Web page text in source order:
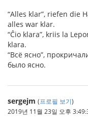
“Alles klar”, riefen die
alles war klar.
“Ĉio klara”, kriis la
klara.
“Всё ясно”,
было ясно.
sergejm (프로필 보기)
2019년 11월 23일 오후